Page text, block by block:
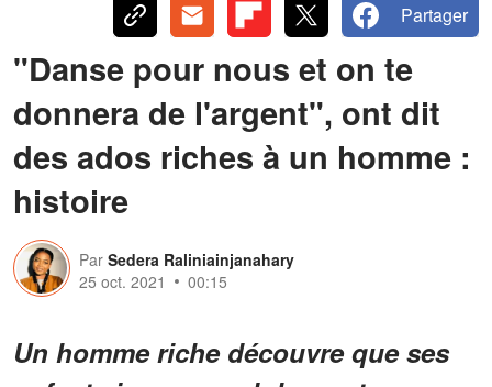
Partager
"Danse pour nous et on te
donnera de l'argent", ont dit
des ados riches à un homme :
histoire
Par Sedera Raliniainjanahary
25 oct. 2021
00:15
Un homme riche découvre que ses